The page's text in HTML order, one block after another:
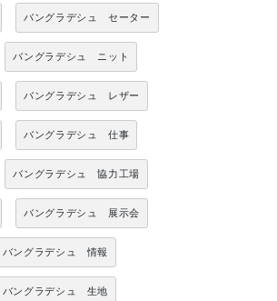
バングラデシュ セーター
バングラデシュ ニット
バングラデシュ レザー
バングラデシュ 仕事
バングラデシュ 協力工場
バングラデシュ 展示会
バングラデシュ 情報
バングラデシュ 生地